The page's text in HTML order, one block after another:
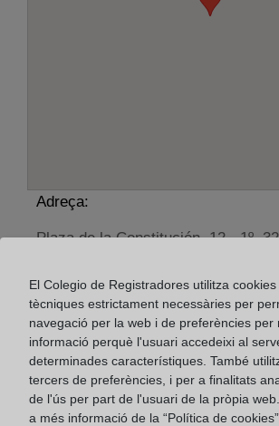
Adreça:
Plaza de la Constitución, 12 - 1º,
De lunes a viernes de 09:00 a
Agosto: De lunes a viernes de
Los días 24 y 31 de diciembre de
horas
El Colegio de Registradores utilitza
tècniques estrictament necessàries per
navegació per la web i de preferències per
informació perquè l'usuari accedeixi al
determinades característiques. També
tercers de preferències, i per a finalitats
de l'ús per part de l'usuari de la pròpia
a més informació de la “Política de